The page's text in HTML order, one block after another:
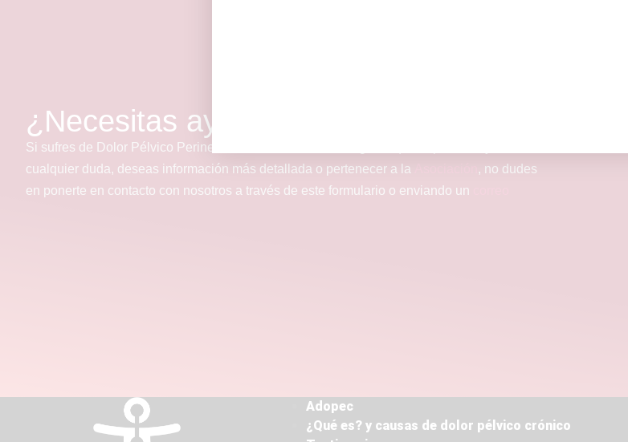
¿Necesitas ayuda?
Si sufres de Dolor Pélvico Perineal Crónico o conoces a alguien que lo padezca y tienes
cualquier duda, deseas información más detallada o pertenecer a la
, no dudes
en ponerte en contacto con nosotros a través de este formulario o enviando un
Adopec
¿Qué es? y causas de dolor pélvico crónico